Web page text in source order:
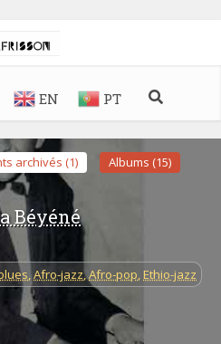
EN PT
archivés (1) Albums (15)
Béyéné
,Afro-jazz,Afro-pop,Ethio-jazz